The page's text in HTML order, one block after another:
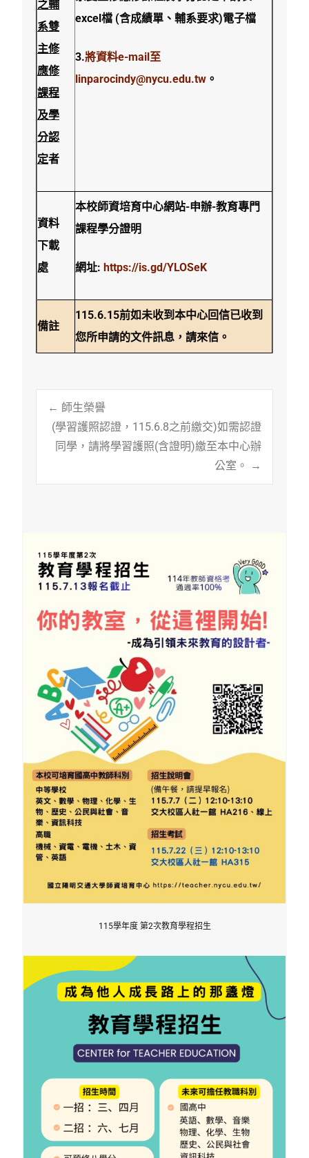
之輔
系雙
主修
應修
課程
及學
分認
定者
excel檔 (含成績單、輔系要求)電子檔
3.將資料e-mail至
linparocindy@nycu.edu.tw 。
資料
下載
處
本校師資培育中心網站-申辦-教育專門
課程學分證明
網址: https://is.gd/YLOSeK
備註
115.6.15前如未收到本中心回信已收到
您所申請的文件訊息，請來信。
Post
navigation
← 師生榮譽
(學習護照認證，115.6.8之前繳交)如需認證
同學，請將學習護照(含證明)繳至本中心辦
公室。
→
115學年度 第2次教育學程招生